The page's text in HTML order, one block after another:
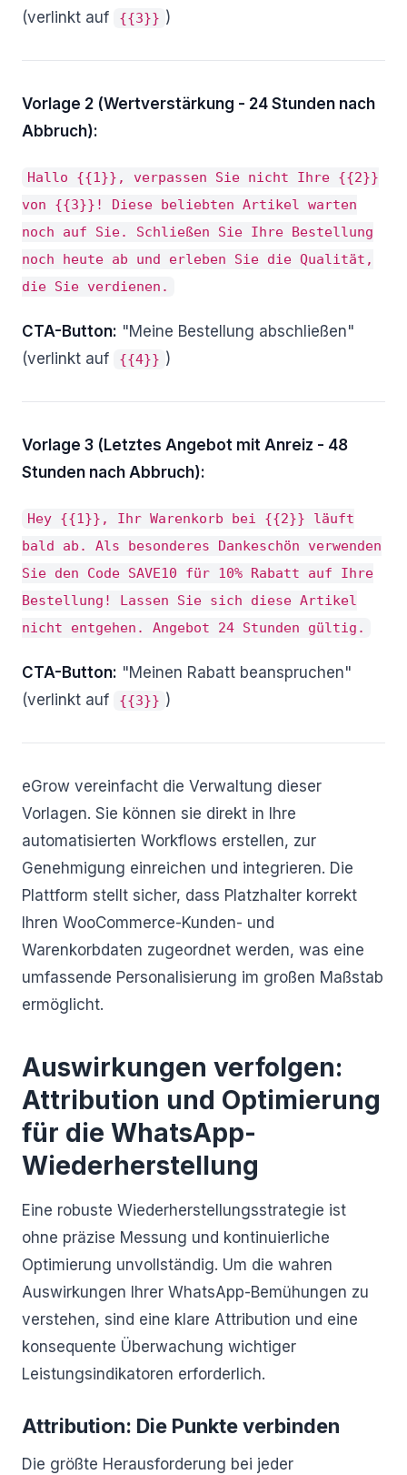
(verlinkt auf
{{3}} )
Vorlage 2 (Wertverstärkung - 24 Stunden nach
Abbruch):
Hallo {{1}}, verpassen Sie nicht Ihre {{2}}
von {{3}}! Diese beliebten Artikel warten
noch auf Sie. Schließen Sie Ihre Bestellung
noch heute ab und erleben Sie die Qualität,
die Sie verdienen.
CTA-Button: "Meine Bestellung abschließen"
(verlinkt auf
{{4}} )
Vorlage 3 (Letztes Angebot mit Anreiz - 48
Stunden nach Abbruch):
Hey {{1}}, Ihr Warenkorb bei {{2}} läuft
bald ab. Als besonderes Dankeschön verwenden
Sie den Code SAVE10 für 10% Rabatt auf Ihre
Bestellung! Lassen Sie sich diese Artikel
nicht entgehen. Angebot 24 Stunden gültig.
CTA-Button: "Meinen Rabatt beanspruchen"
(verlinkt auf
{{3}} )
eGrow vereinfacht die Verwaltung dieser
Vorlagen. Sie können sie direkt in Ihre
automatisierten Workflows erstellen, zur
Genehmigung einreichen und integrieren. Die
Plattform stellt sicher, dass Platzhalter korrekt
Ihren WooCommerce-Kunden- und
Warenkorbdaten zugeordnet werden, was eine
umfassende Personalisierung im großen Maßstab
ermöglicht.
Auswirkungen verfolgen:
Attribution und Optimierung
für die WhatsApp-
Wiederherstellung
Eine robuste Wiederherstellungsstrategie ist
ohne präzise Messung und kontinuierliche
Optimierung unvollständig. Um die wahren
Auswirkungen Ihrer WhatsApp-Bemühungen zu
verstehen, sind eine klare Attribution und eine
konsequente Überwachung wichtiger
Leistungsindikatoren erforderlich.
Attribution: Die Punkte verbinden
Die größte Herausforderung bei jeder